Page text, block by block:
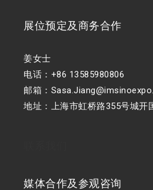
展位预定及商务合作
姜女士
电话：+86 13585980806
邮箱：
地址：上海市虹桥路355号城开
媒体合作及参观咨询